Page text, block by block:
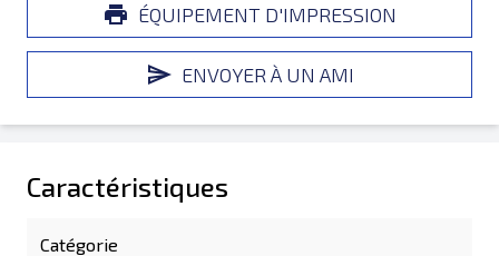
ÉQUIPEMENT D'IMPRESSION
ENVOYER À UN AMI
Caractéristiques
Catégorie